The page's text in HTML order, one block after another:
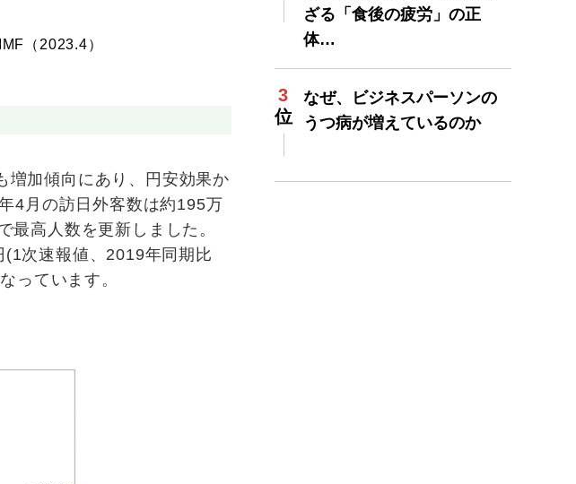
（2023.4）
増加傾向にあり、円安効果か
4月の訪日外客数は約195万
高人数を更新しました。
次速報値、2019年同期比
っています。
ざる「食後の疲労」の正
体…
なぜ、ビジネスパーソンの
うつ病が増えているのか